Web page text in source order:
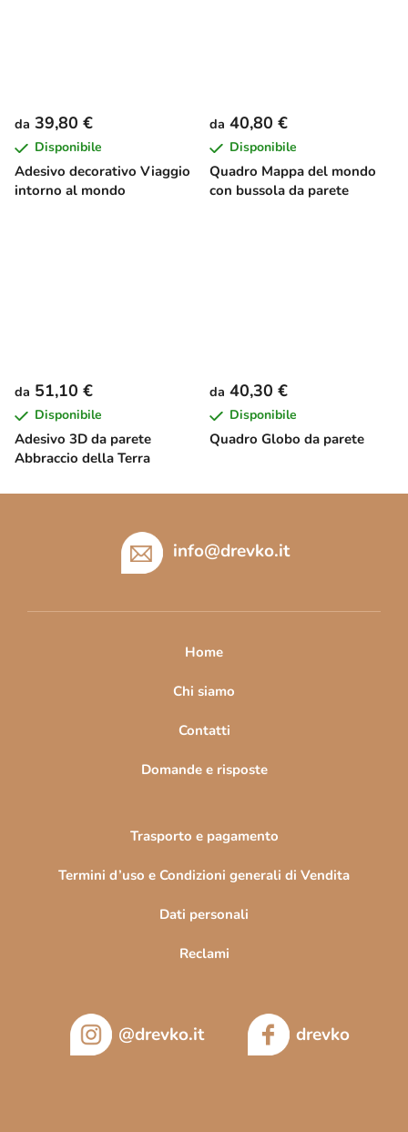
Adesivo decorativo Viaggio
intorno al mondo
da 39,80 €
Disponibile
Quadro Mappa del mondo
con bussola da parete
da 40,80 €
Disponibile
Adesivo 3D da parete
Abbraccio della Terra
da 51,10 €
Disponibile
Quadro Globo da parete
da 40,30 €
Disponibile
info@drevko.it
Home
Chi siamo
Contatti
Domande e risposte
Trasporto e pagamento
Termini d’uso e Condizioni generali di Vendita
Dati personali
Reclami
@drevko.it drevko